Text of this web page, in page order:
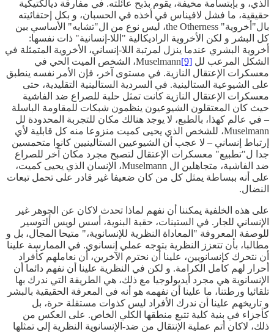
الذي، و بإبتسامة مخيفة، يقوم بذبح عائلته. في مفارقة ديالكتيكية
حقيقية، ما فشل لافيناس في أخذه في الحسبان، و بكل إحتفائيته
بال"أخروية" the Otherness، ليس نوع من ال"تشابه" الأساسي بين
كل البشر و لكن الأخروية الراديكالية "اللا-إنسانية" ذات نفسها:
أخروية البشري عندما ينزل لمرتبة اللا-إنساني، الأخروية المتمثلة في
الشكل المرعب لل Muselmann [9]
، الشخص الميت الحي في
معسكرات الإعتقال النازية. في مستوى آخر، فإن الأمر نفسه ينطبق
على الشيوعية الستالينية. في السردية الستالينية التقليدية، حتى
معسكرات الإعتقال النازية كانت تمثل حلبة للصراع ضد الفاشية
حيث كان المعتقلون الشيوعيون ينظمون شبكات للمقاومة الباسلة
– في عالم كهذا، بالطبع، لا يوجد هنالك مكان للتجربة المحدودة لل
Muselmann، للشخص الذي يحيى كميت منزوعا منه كل قابلية لأي
إرتباط إنساني – لا عجب أن الشيوعيين الستالينيين كانوا متحمسين
جدا ل"تطبيع" معسكرات الإعتقال لتصبح مجرد مكان آخر للصراع
ضد الفاشية، متجاهلين ال Muselmann، الإنسان الذي يحيى كميت،
على أنه ببساطة يمثل كل من كان ضعيفا غير قادر على تحمل تبعات
النضال.
على هذه الخلفية يمكننا أن نفهم لماذا تحدث لاكان عن الجوهر غير
الإنساني للجار. في الستينات، حقبة البنوية، أسس لويس ألتوسير
للوصفة المعروفة "المعاداة النظرية للإنسانوية،" متيحا المجال، بل و
مطالبا، بأن تتعزز النظرية بتوجه عملي إنسانوي. في الممارسة علينا
أن نتحرك كإنسانويين، علينا أن نحترم الآخرين، أن نعاملهم كأفراد
أحرار لهم كامل الكرامة. و لكن في النظرية علينا أن نفهم دائما أن
الإنسانوية هي مجرد أيديولوجيا مع ذلك، هي الطريقة التي ندرك بها
تلقائيا ورطتنا، ما علينا أن نفهمه هو أنه في المعرفة الحقيقية بالبشر
و تاريخهم علينا أن ندرك الأفراد ليس كذوات مستقلة حرة، بل
كأجزاء في بنية كلية تتبع منطقها الكلي الخاص. على العكس من
ذلك، لاكان أتم عملية الإنتقال من ضد-الإنسانوية النظرية إلى تمثلها